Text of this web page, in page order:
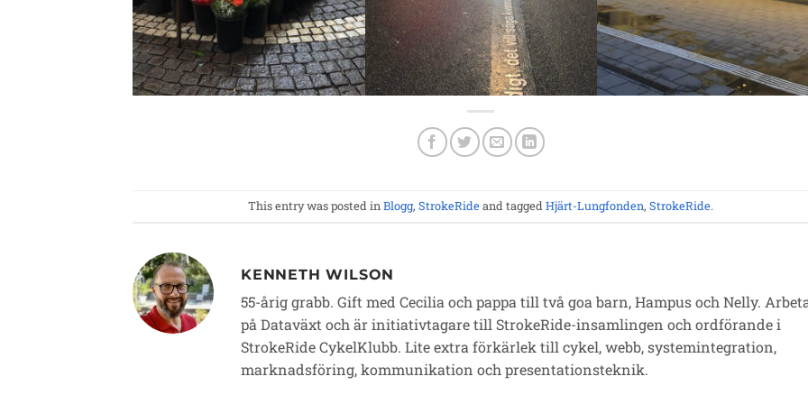
This entry was posted inBlogg,StrokeRideand taggedHjärt-Lungfonden,StrokeRide.
KENNETH WILSON
55-årig grabb. Gift med Cecilia och pappa till två goa barn, Hampus och Nelly.
på Dataväxt och är initiativtagare till StrokeRide-insamlingen och ordförande i
StrokeRide CykelKlubb. Lite extra förkärlek till cykel, webb, systemintegration,
marknadsföring, kommunikation och presentationsteknik.